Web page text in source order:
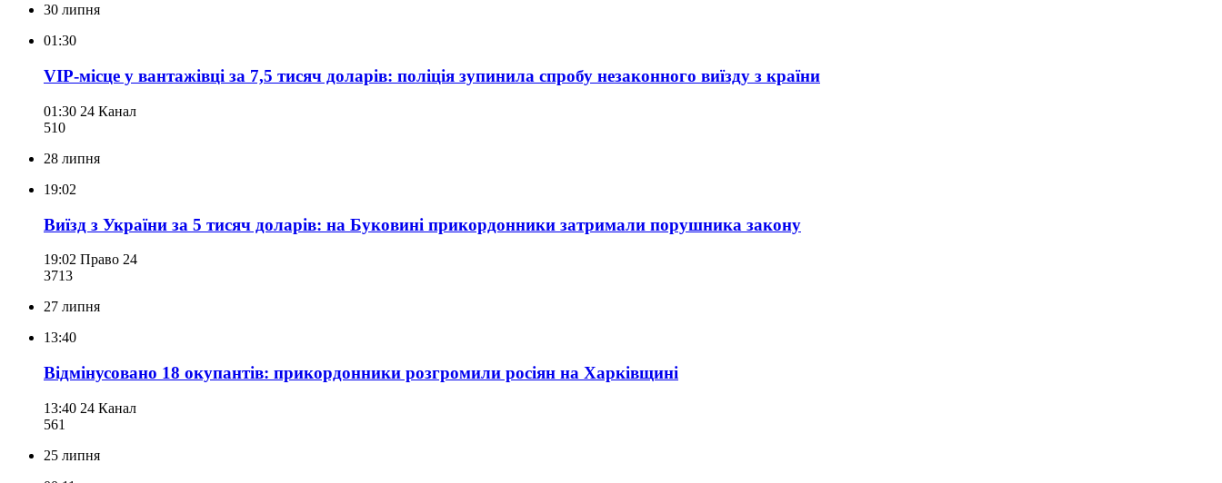
30 липня
01:30
VIP-місце у вантажівці за 7,5 тисяч доларів: поліція зупинила спробу незаконного виїзду з країни
01:30 24 Канал
510
28 липня
19:02
Виїзд з України за 5 тисяч доларів: на Буковині прикордонники затримали порушника закону
19:02 Право 24
3713
27 липня
13:40
Відмінусовано 18 окупантів: прикордонники розгромили росіян на Харківщині
13:40 24 Канал
561
25 липня